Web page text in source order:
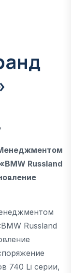
Russland
Russland
740 Li серии,